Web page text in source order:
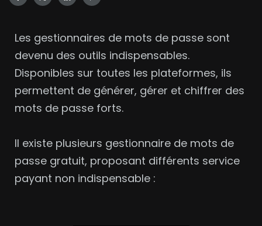
Les gestionnaires de mots de passe sont
devenu des outils indispensables.
Disponibles sur toutes les plateformes, ils
permettent de générer, gérer et chiffrer des
mots de passe forts.
Il existe plusieurs gestionnaire de mots de
passe gratuit, proposant différents service
payant non indispensable :